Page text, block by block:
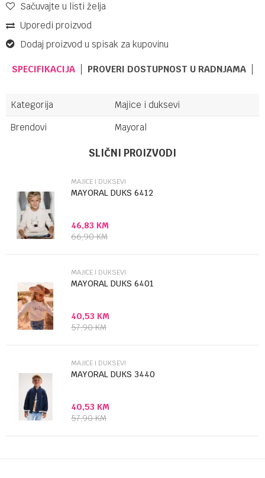
Sačuvajte u listi želja
Uporedi proizvod
Dodaj proizvod u spisak za kupovinu
SPECIFIKACIJA PROVERI DOSTUPNOST U RADNJAMA
Kategorija
Majice i duksevi
Brendovi
Mayoral
Poruka
Anti-spam zaštita - izračunajte koliko je 2 + 3 :
SLIČNI PROIZVODI
MAJICE I DUKSEVI
MAYORAL DUKS 6412
46,83 KM
66,90KM
MAJICE I DUKSEVI
MAYORAL DUKS 6401
40,53 KM
57,90KM
MAJICE I DUKSEVI
MAYORAL DUKS 3440
40,53 KM
57,90KM